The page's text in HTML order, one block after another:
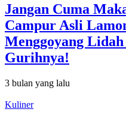
Jangan Cuma
Campur Asli
Menggoyang
Gurihnya!
3 bulan yang lalu
Kuliner